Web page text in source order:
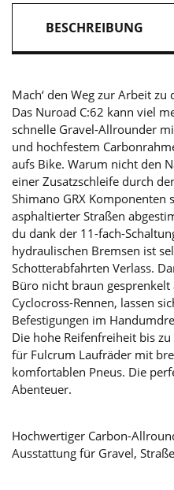
BESCHREIBUNG
Mach‘ den Weg zur Arbeit
Das Nuroad C:62 kann viel
schnelle Gravel-Allrounder
und hochfestem
aufs Bike. Warum nicht den
einer Zusatzschleife durch
Shimano GRX Komponenten
asphaltierter Straßen
du dank der 11-fach-
hydraulischen Bremsen ist
Schotterabfahrten Verlass.
Büro nicht braun
Cyclocross-Rennen, lassen
Befestigungen im
Die hohe Reifenfreiheit bis
für Fulcrum Laufräder mit
komfortablen Pneus. Die
Abenteuer.
Hochwertiger Carbon-
Ausstattung für Gravel,